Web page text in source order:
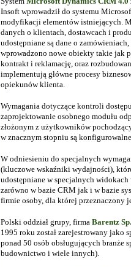
Insoft wprowadził do systemu
modyfikacji elementów istniejących.
danych o klientach, dostawcach i
udostępniane są dane o
wprowadzono nowe obiekty takie jak
kontrakt i reklamację, oraz
implementują główne procesy
opiekunów klienta.
Wymagania dotyczące kontroli
zaprojektowanie osobnego modułu
złożonym z użytkowników
w znacznym stopniu są
W odniesieniu do specjalnych
(kluczowe wskaźniki wydajności),
udostępniane w specjalnych
zarówno w bazie CRM jak i w bazie
firmie osoby, dla której przeznaczony
Polski oddział grupy, firma Barentz
1995 roku został zarejestrowany jako
ponad 50 osób obsługujących
budownictwo i wiele innych).